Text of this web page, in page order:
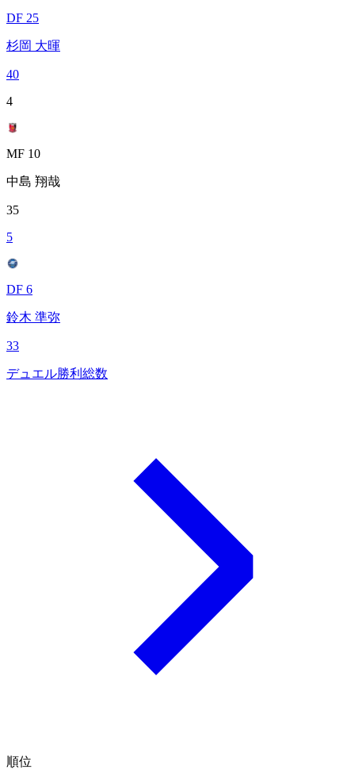
DF 25
杉岡 大暉
40
4
MF 10
中島 翔哉
35
5
DF 6
鈴木 準弥
33
デュエル勝利総数
順位